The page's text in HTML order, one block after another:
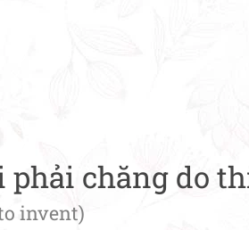
phải chăng do
invent)